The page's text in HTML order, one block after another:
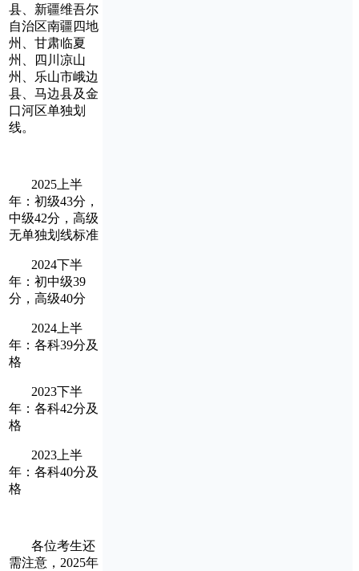
县、新疆维吾尔
自治区南疆四地
州、甘肃临夏
州、四川凉山
州、乐山市峨边
县、马边县及金
口河区单独划
线。
2025上半
年：初级43分，
中级42分，高级
无单独划线标准
2024下半
年：初中级39
分，高级40分
2024上半
年：各科39分及
格
2023下半
年：各科42分及
格
2023上半
年：各科40分及
格
各位考生还
需注意，2025年